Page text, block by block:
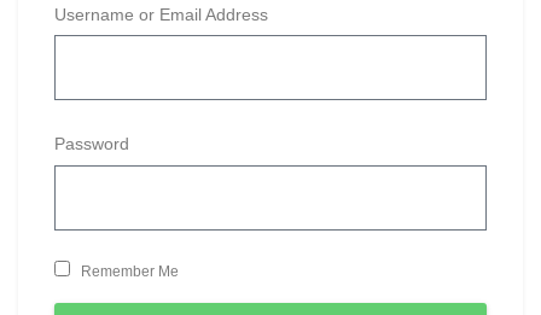
Username or Email Address
Password
Remember Me